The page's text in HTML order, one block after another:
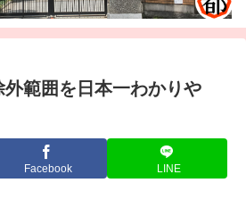
範囲を日本一わかりや
Facebook LINE